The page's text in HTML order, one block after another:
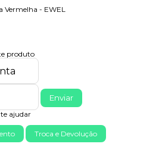
Vermelha - EWEL
produto
Enviar
ajudar
Troca e Devolução